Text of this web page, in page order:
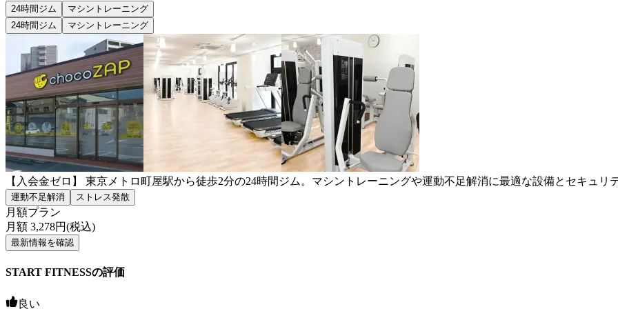
24時間ジム
マシントレーニング
24時間ジム
マシントレーニング
【入会金ゼロ】 東京メトロ町屋駅から徒歩2分の24時間ジム。マシントレーニングや運動不足解消に最適な設備とセキュリ
運動不足解消 ストレス発散
月額プラン
月額 3,278円(税込)
最新情報を確認
START FITNESSの評価
良い